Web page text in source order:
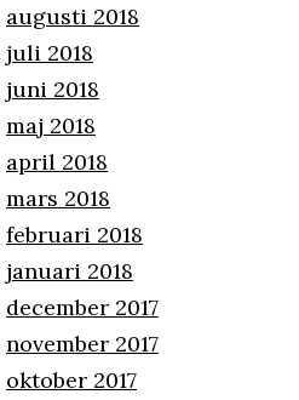
augusti 2018
juli 2018
juni 2018
maj 2018
april 2018
mars 2018
februari 2018
januari 2018
december 2017
november 2017
oktober 2017